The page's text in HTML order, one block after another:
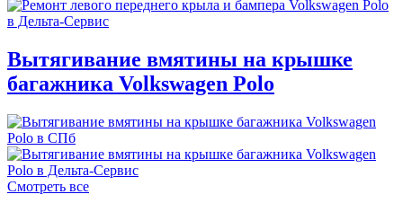
Вытягивание вмятины на крышке
багажника Volkswagen Polo
Смотреть все